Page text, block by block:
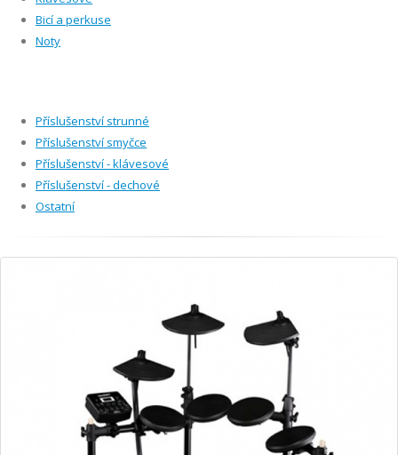
Bicí a perkuse
Noty
Příslušenství strunné
Příslušenství smyčce
Příslušenství - klávesové
Příslušenství - dechové
Ostatní